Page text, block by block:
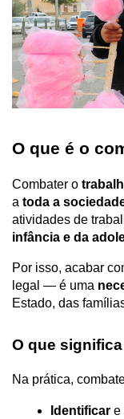
O que é o
Combater o
a toda a
atividades de
infância e da
Por isso, acabar
legal — é uma
Estado, das
O que
Na prática,
Identificar e